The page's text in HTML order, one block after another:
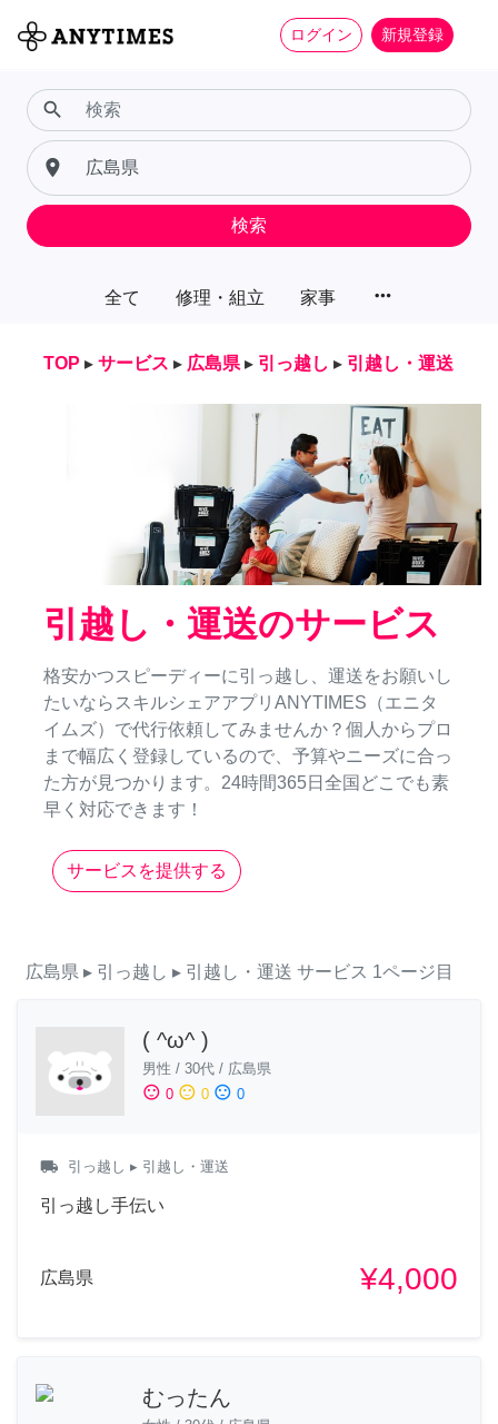
ログイン 新規登録
全て 修理・組立 家事 more_horiz
search
place
検索
TOP ▸ サービス ▸ 広島県 ▸ 引っ越し ▸ 引越し・運送
引越し・運送のサービス
格安かつスピーディーに引っ越し、運送をお願いし
たいならスキルシェアアプリANYTIMES（エニタ
イムズ）で代行依頼してみませんか？個人からプロ
まで幅広く登録しているので、予算やニーズに合っ
た方が見つかります。24時間365日全国どこでも素
早く対応できます！
サービスを提供する
広島県 ▸ 引っ越し ▸ 引越し・運送 サービス 1ページ目
( ^ω^ )
男性 / 30代 / 広島県
sentiment_satisfied 0 sentiment_neutral 0 sentiment_dissatisfied 0
local_shipping 引っ越し ▸ 引越し・運送
引っ越し手伝い
広島県 ¥4,000
むったん